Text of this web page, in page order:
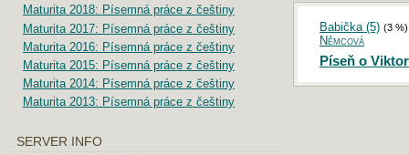
Babička (5) (3 %)
Němcová
Píseň o
Maturita 2018: Písemná práce z češtiny
Maturita 2017: Písemná práce z češtiny
Maturita 2016: Písemná práce z češtiny
Maturita 2015: Písemná práce z češtiny
Maturita 2014: Písemná práce z češtiny
Maturita 2013: Písemná práce z češtiny
SERVER INFO